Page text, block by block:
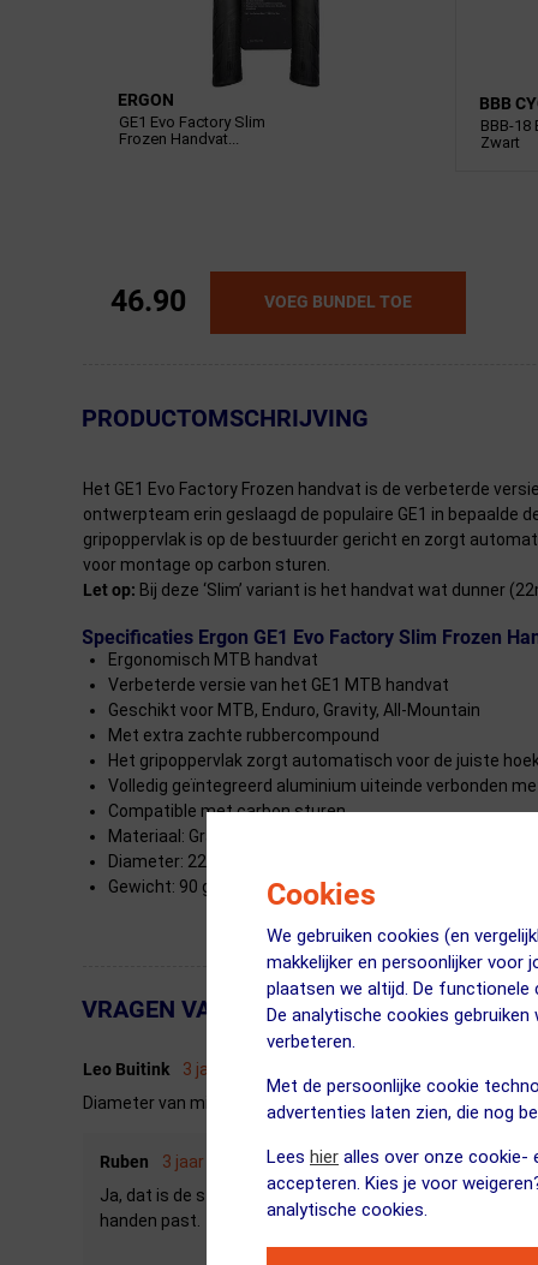
Cookies
We gebruiken cookies (en
makkelijker en persoonlijker voor
plaatsen we altijd. De
De analytische cookies
verbeteren.
Met de persoonlijke cookie
advertenties laten zien, die nog
Lees hier alles over onze cookie-
accepteren. Kies je voor
analytische cookies.
ERGON
GE1 Evo Factory Slim
Frozen Handvat...
BBB
BBB-18
Zwart
46.90 VOEG BUNDEL TOE
← Terug naar productnavigatie
PRODUCTOMSCHRIJVING
Het GE1 Evo Factory Frozen handvat is de verbeterde
ontwerpteam erin geslaagd de populaire GE1 in
gripoppervlak is op de bestuurder gericht en zorgt
voor montage op carbon sturen.
Let op: Bij deze ‘Slim’ variant is het handvat wat dunner
Specificaties Ergon GE1 Evo Factory Slim Frozen
Ergonomisch MTB handvat
Verbeterde versie van het GE1 MTB handvat
Geschikt voor MTB, Enduro, Gravity, All-Mountain
Met extra zachte rubbercompound
Het gripoppervlak zorgt automatisch voor de juiste
Volledig geïntegreerd aluminium uiteinde verbonden
Compatible met carbon sturen
Materiaal: GravityControl Rubber, Cold Forged Aluminium
Diameter: 22mm
Gewicht: 90 gram (per paar)
← Terug naar productnavigatie
VRAGEN VAN KLANTEN
Leo Buitink
3 jaar geleden
Diameter van mijn stuur is 22 mm of is dat altijd zo...en is
Ruben
3 jaar geleden
Ja, dat is de standaard binnenmaat, de buitenmaat kan
handen past.